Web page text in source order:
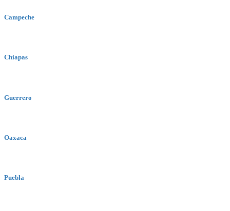
Campeche
Chiapas
Guerrero
Oaxaca
Puebla